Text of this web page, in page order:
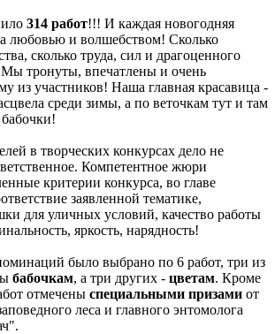
314 работ!!! И каждая новогодняя
любовью и волшебством! Сколько
сколько труда, сил и драгоценного
тронуты, впечатлены и очень
из участников! Наша главная красавица -
среди зимы, а по веточкам тут и там
в творческих конкурсах дело не
Компетентное жюри
критерии конкурса, во главе
заявленной тематике,
для уличных условий, качество работы
яркость, нарядность!
было выбрано по 6 работ, три из
бабочкам, а три других - цветам. Кроме
отмечены специальными призами от
леса и главного энтомолога